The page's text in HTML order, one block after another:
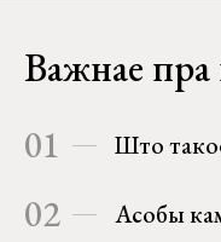
Важнае пра
01 Што
02 Асобы